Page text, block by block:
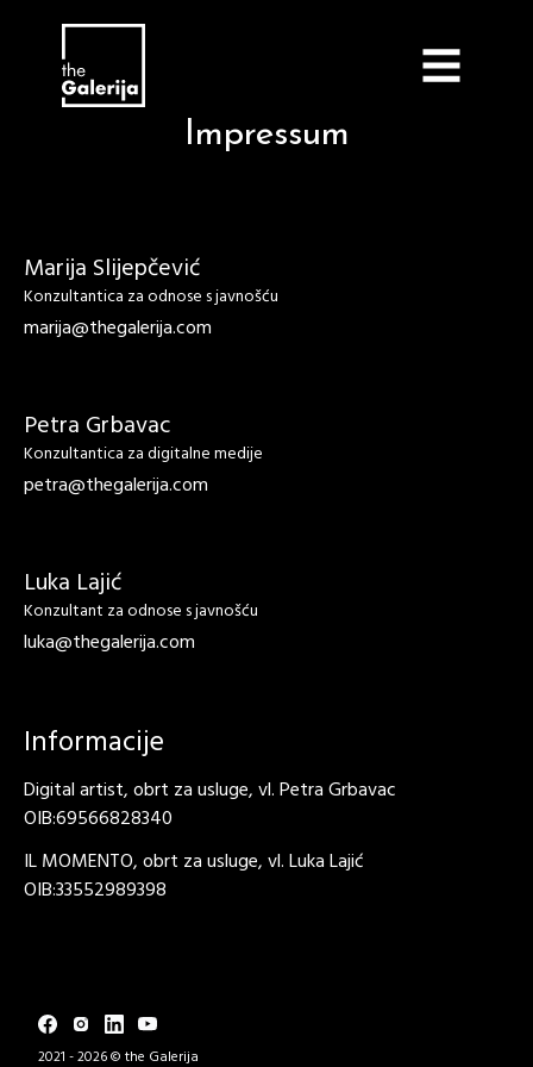
Impressum
Marija Slijepčević
Konzultantica za odnose s javnošću
marija@thegalerija.com
Petra Grbavac
Konzultantica za digitalne medije
petra@thegalerija.com
Luka Lajić
Konzultant za odnose s javnošću
luka@thegalerija.com
Informacije
Digital artist, obrt za usluge, vl. Petra Grbavac
OIB:69566828340
IL MOMENTO, obrt za usluge, vl. Luka Lajić
OIB:33552989398
2021 - 2026 © the Galerija